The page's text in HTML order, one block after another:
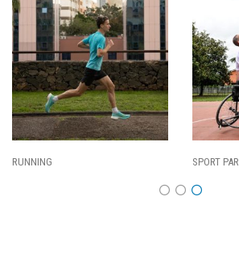
SPORT PARALIMPICI